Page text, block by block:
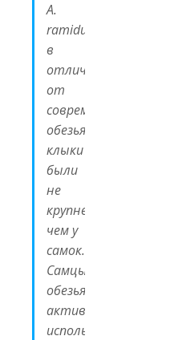
A.
ramidus
в
отличие
от
современных
обезьян,
клыки
были
не
крупнее,
чем у
самок.
Самцы
обезьян
активно
используют